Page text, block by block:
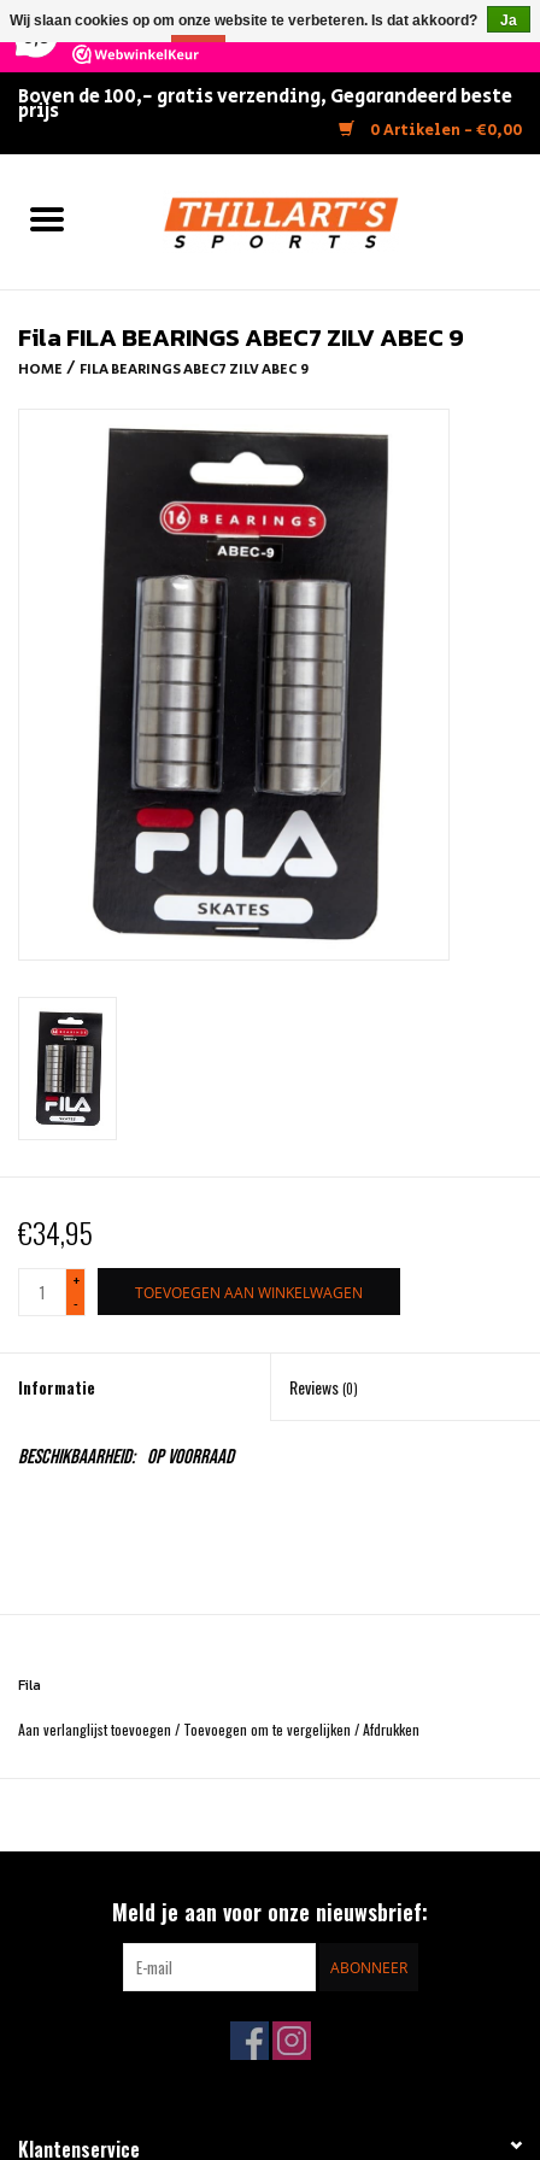
147 Reviews ×
Boven de 100,- gratis verzending, Gegarandeerd beste
prijs
0 Artikelen - €0,00
Home
FITNESS & ULTIMATE SHAPE
Rolschaatsen
Fila FILA BEARINGS ABEC7 ZILV ABEC 9
HOME / FILA BEARINGS ABEC7 ZILV ABEC 9
€34,95
+
-
TOEVOEGEN AAN WINKELWAGEN
Informatie Reviews(0)
Beschikbaarheid: Op voorraad
Fila
Aan verlanglijst toevoegen / Toevoegen om te vergelijken /Afdrukken
Meld je aan voor onze nieuwsbrief:
ABONNEER
Klantenservice
Wij slaan cookies op om onze website te verbeteren. Is dat akkoord?
Ja
Nee